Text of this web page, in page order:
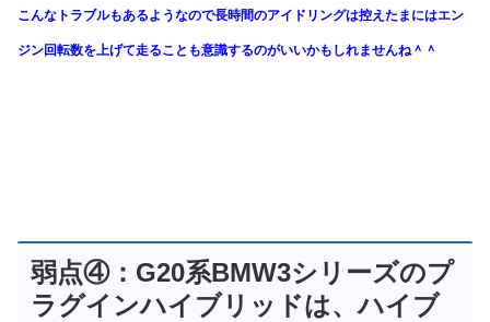
こんなトラブルもあるようなので長時間のアイドリングは控え たまにはエン
ジン回転数を上げて走ることも意識するのがいいかもしれませんね＾＾
弱点④：G20系BMW3シリーズのプ
ラグインハイブリッドは、ハイブ